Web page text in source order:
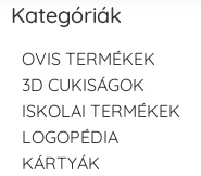
Kategóriák
OVIS TERMÉKEK
3D CUKISÁGOK
ISKOLAI TERMÉKEK
LOGOPÉDIA
KÁRTYÁK